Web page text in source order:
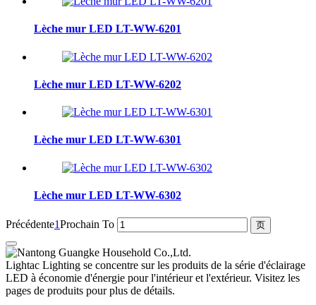
Lèche mur LED LT-WW-6201
Lèche mur LED LT-WW-6202
Lèche mur LED LT-WW-6301
Lèche mur LED LT-WW-6302
Précédente1Prochain To
Lightac Lighting se concentre sur les produits de la série d'éclairage
LED à économie d'énergie pour l'intérieur et l'extérieur. Visitez les
pages de produits pour plus de détails.